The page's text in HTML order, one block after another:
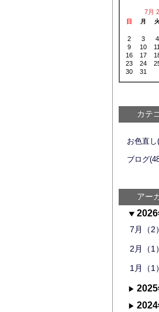
7月
日 月 火
2
3 4
9
10 11
16
17
23
24
30
31
カテ
お色直し
ブログ
アー
7月（2）
2月（1）
1月（1）